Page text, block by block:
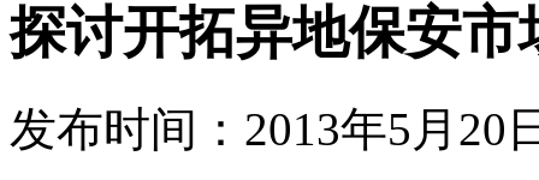
探讨开拓异地保安
发布时间：2013年5月20